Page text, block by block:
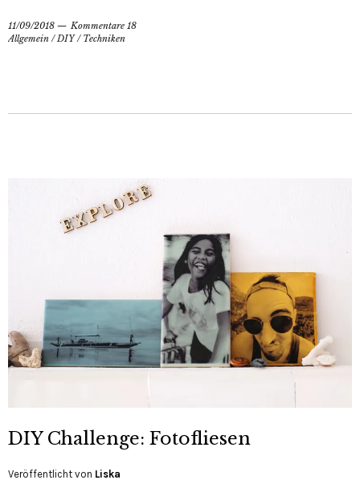
11/09/2018
Kommentare 18
Allgemein /DIY/ Techniken
DIY Challenge: Fotofliesen
Veröffentlicht von Liska